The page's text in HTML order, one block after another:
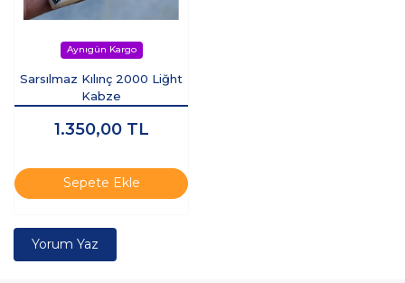
Sarsılmaz Kılınç 2000 Liğht
Kabze
1.350,00 TL
Sepete Ekle
Yorum Yaz